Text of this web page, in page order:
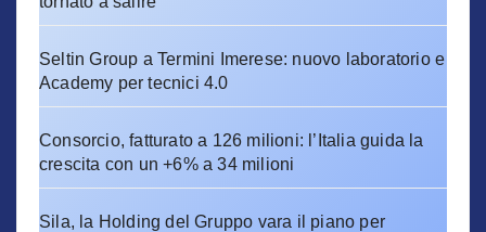
Seltin Group a Termini Imerese: nuovo laboratorio e
Academy per tecnici 4.0
Consorcio, fatturato a 126 milioni: l’Italia guida la
crescita con un +6% a 34 milioni
Sila, la Holding del Gruppo vara il piano per